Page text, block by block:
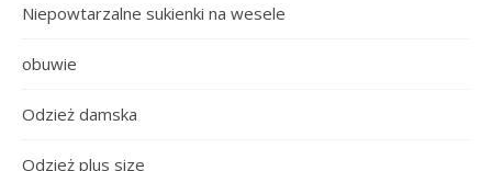
Niepowtarzalne sukienki na wesele
obuwie
Odzież damska
Odzież plus size